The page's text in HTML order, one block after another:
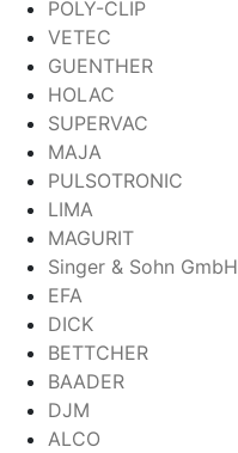
POLY-CLIP
VETEC
GUENTHER
HOLAC
SUPERVAC
MAJA
PULSOTRONIC
LIMA
MAGURIT
Singer & Sohn GmbH
EFA
DICK
BETTCHER
BAADER
DJM
ALCO